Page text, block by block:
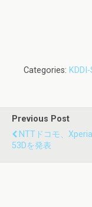
Categories:
Previous Post
NTTドコモ、
53Dを発表